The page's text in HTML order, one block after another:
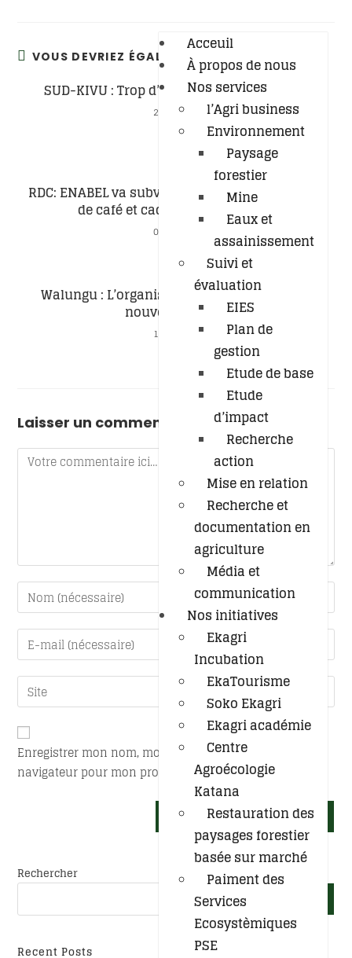
Acceuil
À propos de nous
Nos services
l’Agri business
Environnement
Paysage
forestier
Mine
Eaux et
assainissement
Suivi et
évaluation
EIES
Plan de
gestion
Etude de base
Etude
d’impact
Recherche
action
Mise en relation
Recherche et
documentation en
agriculture
Média et
communication
Nos initiatives
Ekagri
Incubation
EkaTourisme
Soko Ekagri
Ekagri académie
Centre
Agroécologie
Katana
Restauration des
paysages forestier
basée sur marché
Paiment des
Services
Ecosystèmiques
PSE
VOUS DEVRIEZ ÉGALEMENT AIMER
SUD-KIVU : Trop d’impôts tuent l’agricoles
24/01/2023
RDC: ENABEL va subventionner les producteurs
de café et cacao (appel d’offres)
04/10/2023
Walungu : L’organisation IPLCI se dote d’un
nouveau comité
17/08/2023
Laisser un commentaire
Enregistrer mon nom, mon e-mail et mon site dans le
navigateur pour mon prochain commentaire.
Rechercher
RECHERCHER
Recent Posts